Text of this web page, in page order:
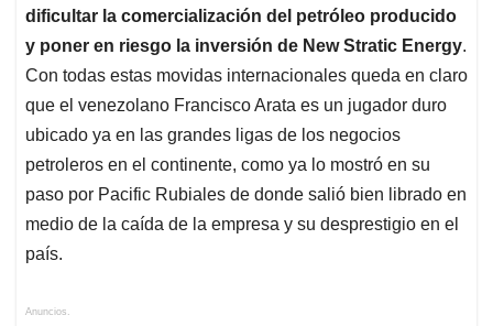
dificultar la comercialización del petróleo producido
y poner en riesgo la inversión de New Stratic Energy.
Con todas estas movidas internacionales queda en claro
que el venezolano Francisco Arata es un jugador duro
ubicado ya en las grandes ligas de los negocios
petroleros en el continente, como ya lo mostró en su
paso por Pacific Rubiales de donde salió bien librado en
medio de la caída de la empresa y su desprestigio en el
país.
Anuncios.